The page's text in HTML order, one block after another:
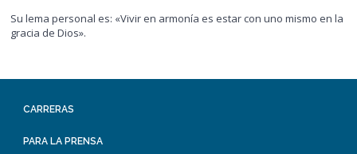
Su lema personal es: «Vivir en armonía es estar con uno mismo en la
gracia de Dios».
CARRERAS
PARA LA PRENSA